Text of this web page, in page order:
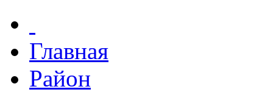
Главная
Район